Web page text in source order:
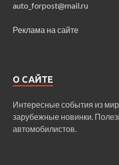
auto_forpost@mail.ru
Реклама на сайте
О САЙТЕ
Интересные события из
зарубежные новинки.
автомобилистов.